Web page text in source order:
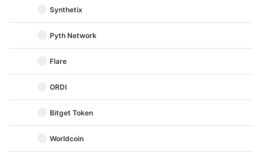
Synthetix
Pyth Network
Flare
ORDI
Bitget Token
Worldcoin